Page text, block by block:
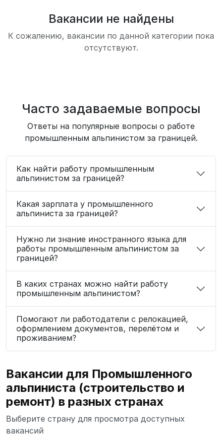
Вакансии не найдены
К сожалению, вакансии по данной категории пока
отсутствуют.
Часто задаваемые вопросы
Ответы на популярные вопросы о работе
промышленным альпинистом за границей.
Как найти работу промышленным
альпинистом за границей?
Какая зарплата у промышленного
альпиниста за границей?
Нужно ли знание иностранного языка для
работы промышленным альпинистом за
границей?
В каких странах можно найти работу
промышленным альпинистом?
Помогают ли работодатели с релокацией,
оформлением документов, перелётом и
проживанием?
Вакансии для Промышленного
альпиниста (строительство и
ремонт) в разных странах
Выберите страну для просмотра доступных
вакансий